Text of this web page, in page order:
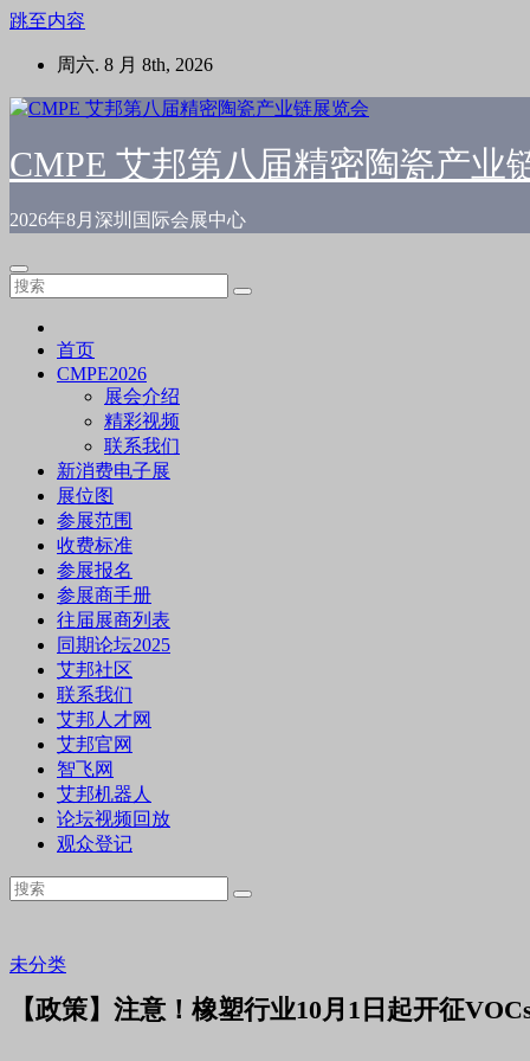
跳至内容
周六. 8 月 8th, 2026
CMPE 艾邦第八届精密陶瓷产业
2026年8月深圳国际会展中心
首页
CMPE2026
展会介绍
精彩视频
联系我们
新消费电子展
展位图
参展范围
收费标准
参展报名
参展商手册
往届展商列表
同期论坛2025
艾邦社区
联系我们
艾邦人才网
艾邦官网
智飞网
艾邦机器人
论坛视频回放
观众登记
未分类
【政策】注意！橡塑行业10月1日起开征